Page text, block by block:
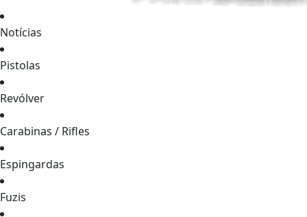
Notícias
Pistolas
Revólver
Carabinas / Rifles
Espingardas
Fuzis